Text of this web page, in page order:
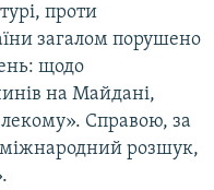
проти
загалом порушено
щодо
на Майдані,
Справою, за
розшук,